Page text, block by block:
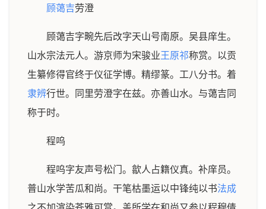
顾蔼吉劳澄
顾蔼吉字畹先后改字天山号南原。吴县庠生。
山水宗法元人。游京师为宋骏业王原祁称赏。以贡
生纂修得官终于仪征学博。精缪篆。工八分书。着
隶辨行世。同里劳澄字在兹。亦善山水。与蔼吉同
称于时。
程呜
程呜字友声号松门。歙人占籍仪真。补庠员。
普山水学苦瓜和尚。干笔枯墨运以中锋纯以书法成